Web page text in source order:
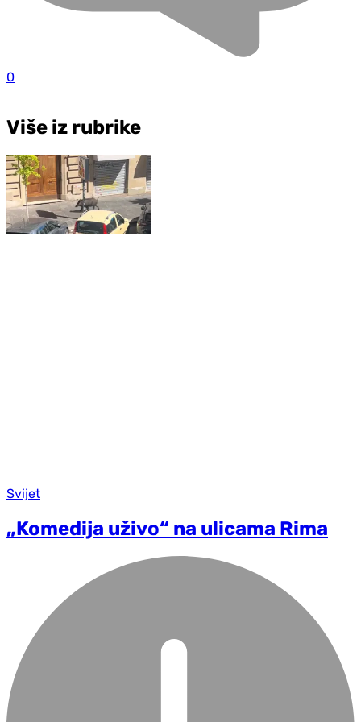
0
Više iz rubrike
Svijet
„Komedija uživo“ na ulicama Rima